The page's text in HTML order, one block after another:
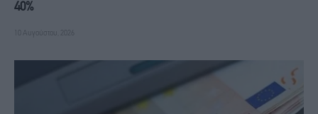
40%
10 Αυγούστου, 2026